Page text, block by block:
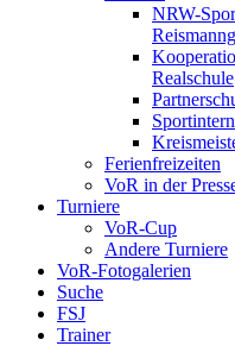
NRW-
Realschule
Ferienfreizeiten
VoR in der
Turniere
VoR-Cup
Andere Turniere
VoR-Fotogalerien
Suche
FSJ
Trainer